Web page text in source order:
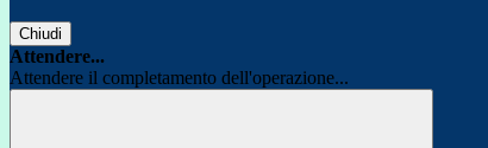
Chiudi
Attendere...
Attendere il completamento dell'operazione...